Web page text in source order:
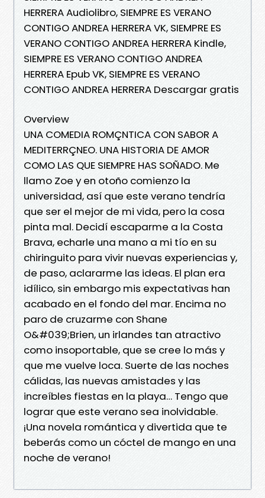
HERRERA Audiolibro, SIEMPRE ES VERANO
CONTIGO ANDREA HERRERA VK, SIEMPRE ES
VERANO CONTIGO ANDREA HERRERA Kindle,
SIEMPRE ES VERANO CONTIGO ANDREA
HERRERA Epub VK, SIEMPRE ES VERANO
CONTIGO ANDREA HERRERA Descargar gratis
Overview
UNA COMEDIA ROMÇNTICA CON SABOR A
MEDITERRÇNEO. UNA HISTORIA DE AMOR
COMO LAS QUE SIEMPRE HAS SOÑADO. Me
llamo Zoe y en otoño comienzo la
universidad, así que este verano tendría
que ser el mejor de mi vida, pero la cosa
pinta mal. Decidí escaparme a la Costa
Brava, echarle una mano a mi tío en su
chiringuito para vivir nuevas experiencias y,
de paso, aclararme las ideas. El plan era
idílico, sin embargo mis expectativas han
acabado en el fondo del mar. Encima no
paro de cruzarme con Shane
O&#039;Brien, un irlandes tan atractivo
como insoportable, que se cree lo más y
que me vuelve loca. Suerte de las noches
cálidas, las nuevas amistades y las
increíbles fiestas en la playa… Tengo que
lograr que este verano sea inolvidable.
¡Una novela romántica y divertida que te
beberás como un cóctel de mango en una
noche de verano!